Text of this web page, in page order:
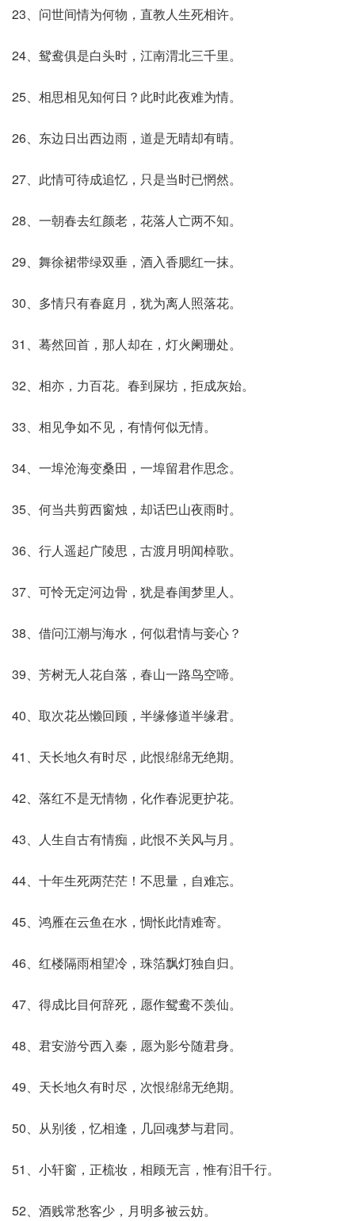
23、问世间情为何物，直教人生死相许。
24、鸳鸯俱是白头时，江南渭北三千里。
25、相思相见知何日？此时此夜难为情。
26、东边日出西边雨，道是无晴却有晴。
27、此情可待成追忆，只是当时已惘然。
28、一朝春去红颜老，花落人亡两不知。
29、舞徐裙带绿双垂，酒入香腮红一抹。
30、多情只有春庭月，犹为离人照落花。
31、蓦然回首，那人却在，灯火阑珊处。
32、相亦，力百花。春到屎坊，拒成灰始。
33、相见争如不见，有情何似无情。
34、一埠沧海变桑田，一埠留君作思念。
35、何当共剪西窗烛，却话巴山夜雨时。
36、行人遥起广陵思，古渡月明闻棹歌。
37、可怜无定河边骨，犹是春闺梦里人。
38、借问江潮与海水，何似君情与妾心？
39、芳树无人花自落，春山一路鸟空啼。
40、取次花丛懒回顾，半缘修道半缘君。
41、天长地久有时尽，此恨绵绵无绝期。
42、落红不是无情物，化作春泥更护花。
43、人生自古有情痴，此恨不关风与月。
44、十年生死两茫茫！不思量，自难忘。
45、鸿雁在云鱼在水，惆怅此情难寄。
46、红楼隔雨相望冷，珠箔飘灯独自归。
47、得成比目何辞死，愿作鸳鸯不羡仙。
48、君安游兮西入秦，愿为影兮随君身。
49、天长地久有时尽，次恨绵绵无绝期。
50、从别後，忆相逢，几回魂梦与君同。
51、小轩窗，正梳妆，相顾无言，惟有泪千行。
52、酒贱常愁客少，月明多被云妨。